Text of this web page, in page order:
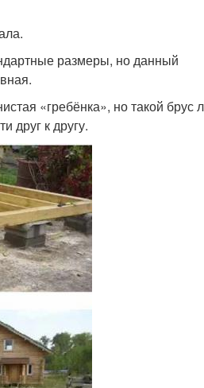
размеры, но данный
«гребёнка», но такой брус
друг к другу.